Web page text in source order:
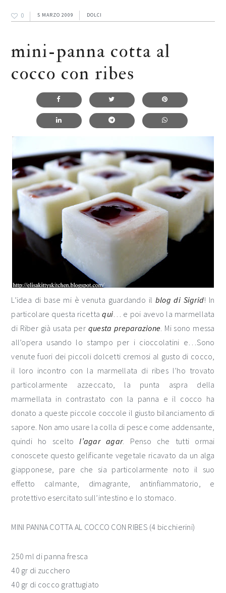
0 5 MARZO 2009 DOLCI
mini-panna cotta al
cocco con ribes
L’idea di base mi è venuta guardando il blog di Sigrid! In
particolare questa ricettaqui… e poi avevo la marmellata
di Riber già usata per questa preparazione. Mi sono messa
all’opera usando lo stampo per i cioccolatini e…Sono
venute fuori dei piccoli dolcetti cremosi al gusto di cocco,
il loro incontro con la marmellata di ribes l’ho trovato
particolarmente azzeccato, la punta aspra della
marmellata in contrastato con la panna e il cocco ha
donato a queste piccole coccole il giusto bilanciamento di
sapore. Non amo usare la colla di pesce come addensante,
quindi ho sceltol’agar agar. Penso che tutti ormai
conoscete questo gelificante vegetale ricavato da un alga
giapponese, pare che sia particolarmente noto il suo
effetto calmante, dimagrante, antinfiammatorio, e
protettivo esercitato sull’intestino e lo stomaco.
MINI PANNA COTTA AL COCCO CON RIBES (4 bicchierini)
250 ml di panna fresca
40 gr di zucchero
40 gr di cocco grattugiato